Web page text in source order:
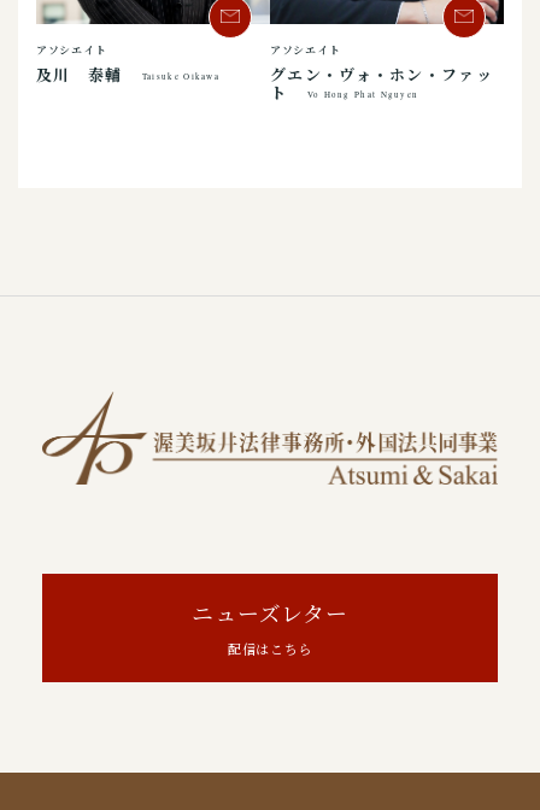
アソシエイト
及川 泰輔 Taisuke Oikawa
アソシエイト
グエン・ヴォ・ホン・ファッ
ト Vo Hong Phat Nguyen
ニューズレター
配信はこちら